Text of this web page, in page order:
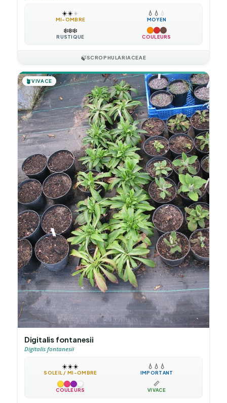
☀️☀️☀️
MI-OMBRE
💧 💧 💧
MOYEN
❄️❄️❄️
RUSTIQUE COULEURS
🍃SCROPHULARIACEAE
🪴VIVACE
Digitalis fontanesii
Digitalis fontanesii
☀️☀️☀️
SOLEIL / MI-OMBRE
💧 💧 💧
IMPORTANT
COULEURS
📏
VIVACE